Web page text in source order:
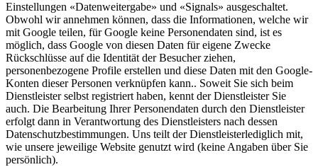
Einstellungen «Datenweitergabe» und «Signals» ausgeschaltet.
Obwohl wir annehmen können, dass die Informationen, welche wir
mit Google teilen, für Google keine Personendaten sind, ist es
möglich, dass Google von diesen Daten für eigene Zwecke
Rückschlüsse auf die Identität der Besucher ziehen,
personenbezogene Profile erstellen und diese Daten mit den Google-
Konten dieser Personen verknüpfen kann.. Soweit Sie sich beim
Dienstleister selbst registriert haben, kennt der Dienstleister Sie
auch. Die Bearbeitung Ihrer Personendaten durch den Dienstleister
erfolgt dann in Verantwortung des Dienstleisters nach dessen
Datenschutzbestimmungen. Uns teilt der Dienstleisterlediglich mit,
wie unsere jeweilige Website genutzt wird (keine Angaben über Sie
persönlich).